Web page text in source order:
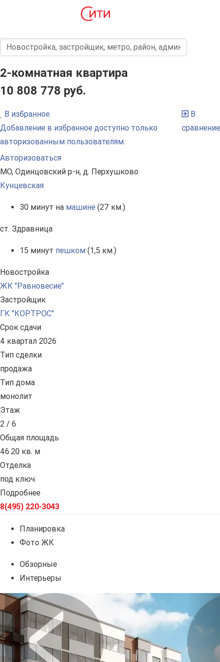
2-комнатная квартира
10 808 778 руб.
В избранное
Добавление в избранное доступно только
авторизованным пользователям.
Авторизоваться
В
сравнение
МО, Одинцовский р-н, д. Перхушково
Кунцевская
30 минут на машине (27 км.)
ст. Здравница
15 минут пешком (1,5 км.)
Новостройка
ЖК "Равновесие"
Застройщик
ГК "КОРТРОС"
Срок сдачи
4 квартал 2026
Тип сделки
продажа
Тип дома
монолит
Этаж
2 / 6
Общая площадь
46.20 кв. м
Отделка
под ключ
Подробнее
8(495) 220-3043
Планировка
Фото ЖК
Обзорные
Интерьеры